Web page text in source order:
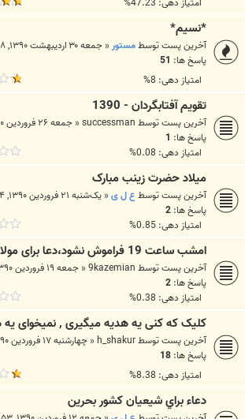
*نسیم*
آخرین پست توسطمستور« جمعه ۳۰ اردیبهشت ۱۳۹۰, ۱۰:۰۸ ق.ظ
پاسخ ها: 51
امتیاز دهی: 8%
تقویم آفتابگردان - 1390
آخرین پست توسطsuccessman
« جمعه ۲۶ فروردین ۱۳۹۰, ۴:۲۴ ق.ظ
پاسخ ها: 1
امتیاز دهی: 0.08%
میلاد حضرت زینب مبارک
آخرین پست توسطع ل ی« یک‌شنبه ۲۱ فروردین ۱۳۹۰, ۱۰:۴۴ ق.ظ
پاسخ ها: 2
امتیاز دهی: 0.85%
امشب ساعت 19 فراموش نشود،دعا برای مولا مهدی ع
آخرین پست توسط9kazemian
« جمعه ۱۹ فروردین ۱۳۹۰, ۳:۳۱ ق.ظ
پاسخ ها: 2
امتیاز دهی: 0.38%
کلیک که کنی یه هدیه میگیری , نمیخوای
آخرین پست توسطh_shakur
« چهارشنبه ۱۷ فروردین ۱۳۹۰, ۱:۲۳ ب.ظ
پاسخ ها: 18
امتیاز دهی: 8.38%
دعاء براي شيعيان كشور بحرين